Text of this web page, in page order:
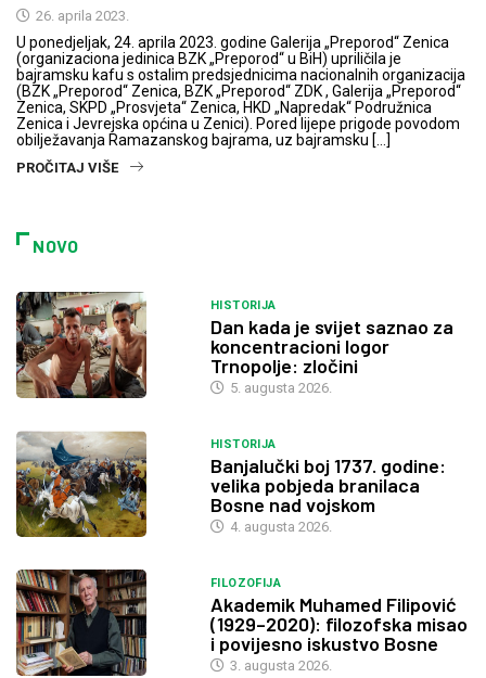
26. aprila 2023.
U ponedjeljak, 24. aprila 2023. godine Galerija „Preporod“ Zenica
(organizaciona jedinica BZK „Preporod“ u BiH) upriličila je
bajramsku kafu s ostalim predsjednicima nacionalnih organizacija
(BZK „Preporod“ Zenica, BZK „Preporod“ ZDK , Galerija „Preporod“
Zenica, SKPD „Prosvjeta“ Zenica, HKD „Napredak“ Podružnica
Zenica i Jevrejska općina u Zenici). Pored lijepe prigode povodom
obilježavanja Ramazanskog bajrama, uz bajramsku […]
PROČITAJ VIŠE
NOVO
HISTORIJA
Dan kada je svijet saznao za
koncentracioni logor
Trnopolje: zločini
5. augusta 2026.
HISTORIJA
Banjalučki boj 1737. godine:
velika pobjeda branilaca
Bosne nad vojskom
4. augusta 2026.
FILOZOFIJA
Akademik Muhamed Filipović
(1929–2020): filozofska misao
i povijesno iskustvo Bosne
3. augusta 2026.